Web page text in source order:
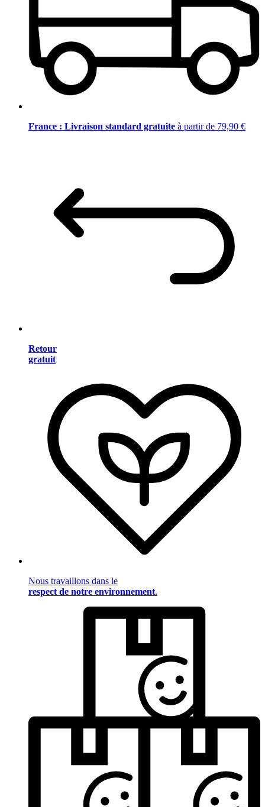
France : Livraison standard gratuite à partir de 79,90 €
Retour
gratuit
Nous travaillons dans le
respect de notre environnement.